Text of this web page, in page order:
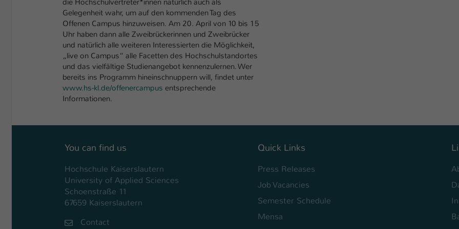
Gelegenheit wahr, um auf den kommenden Tag des
Offenen Campus hinzuweisen. Am 20. April von 10 bis 15
Uhr haben dann alle Zweibrückerinnen und Zweibrücker
und natürlich alle weiteren Interessierten die Möglichkeit,
„live on Campus“ alle Facetten des Hochschulstandortes
und das vielfältige Studienangebot kennenzulernen. Wer
bereits ins Programm hineinschnuppern will, findet unter
www.hs-kl.de/offenercampus entsprechende
Informationen.
You can find us
Hochschule Kaiserslautern
University of Applied Sciences
Schoenstraße 11
67659 Kaiserslautern
Contact
Quick Links
Press Releases
Job Vacancies
Semester Schedule
Mensa
Name
Anbieter
von TYPO3. Es speichert im Fall eines Intranet-
Benutzer wiedererkannt werden und es wird
Anbieter